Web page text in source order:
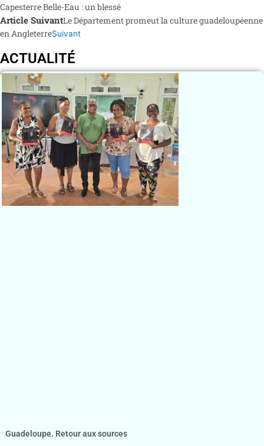
Capesterre Belle-Eau : un blessé
Article SuivantLe Département promeut la culture guadeloupéenne
en AngleterreSuivant
ACTUALITÉ
Guadeloupe. Retour aux sources